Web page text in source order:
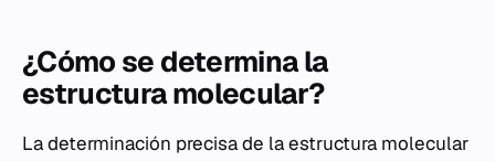
¿Cómo se determina la
estructura molecular?
La determinación precisa de la estructura molecular